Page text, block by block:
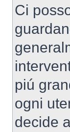
Ci
piú
ogni
decide